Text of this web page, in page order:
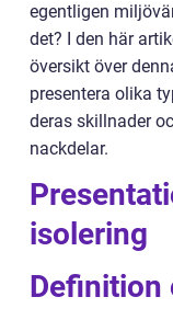
egentligen
det? I den här
översikt över
presentera olika
deras skillnader
nackdelar.
isolering
Definition